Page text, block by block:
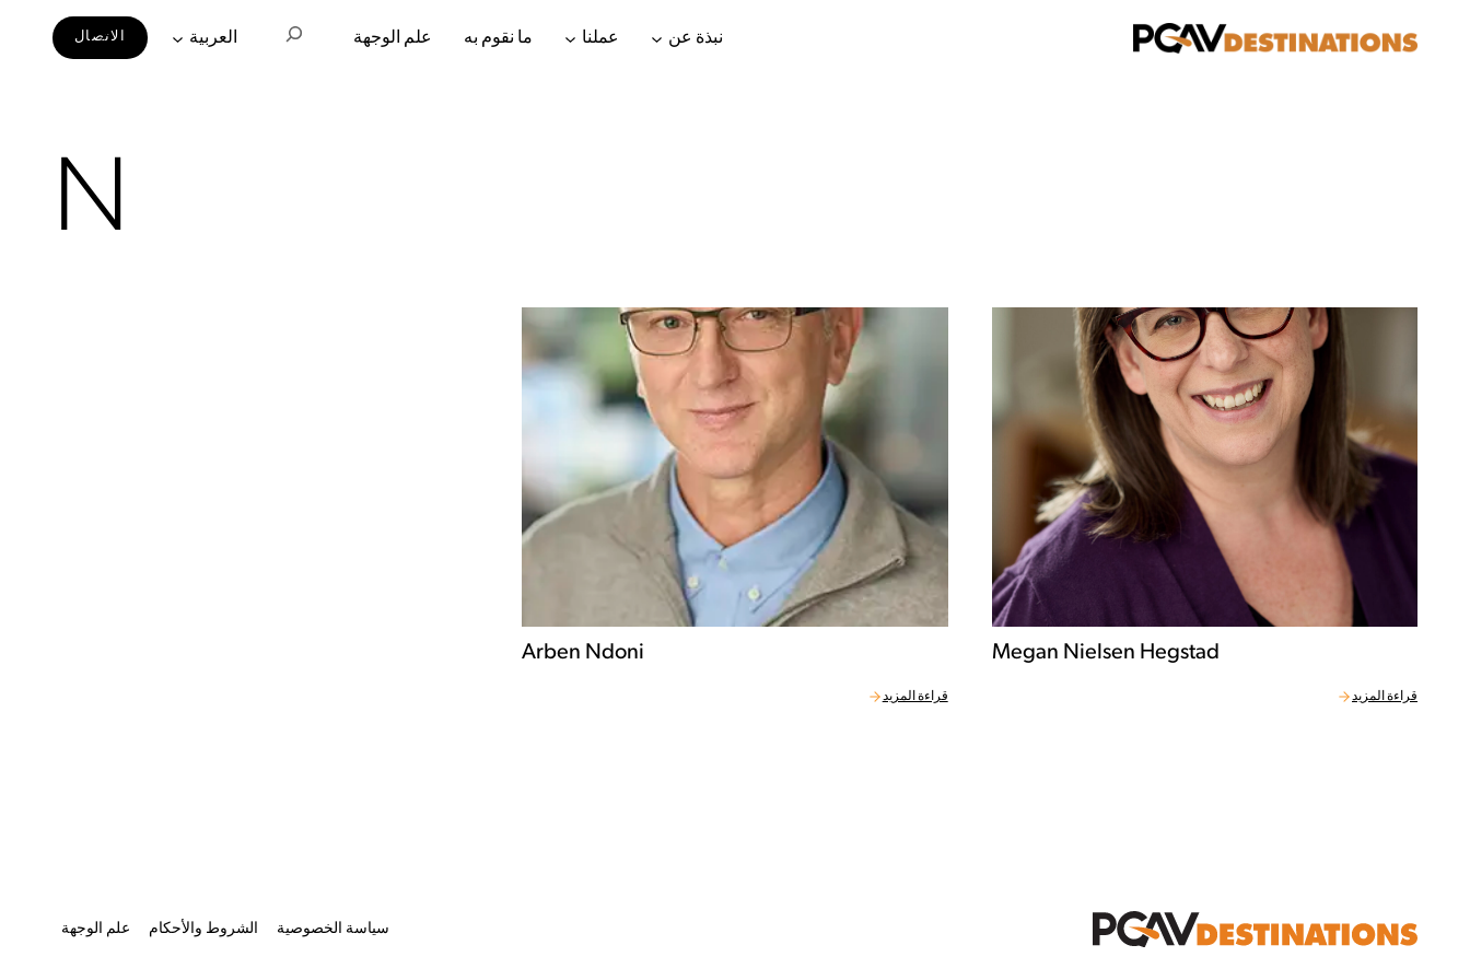
نبذة عن عملنا ما نقوم به علم الوجهة العربية‏ الاتصال
N
Megan Nielsen Hegstad
قراءة المزيد
Arben Ndoni
قراءة المزيد
سياسة الخصوصية الشروط والأحكام علم الوجهة